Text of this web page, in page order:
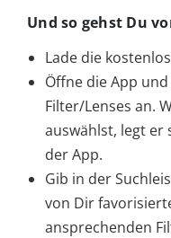
Und so gehst Du
Lade die
Öffne die App
Filter/Lenses an.
auswählst, legt er
der App.
Gib in der
von Dir
ansprechenden